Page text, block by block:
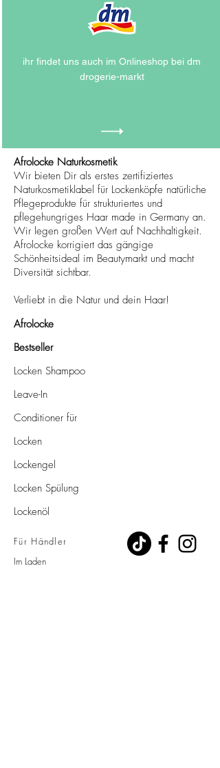
ihr findet uns auch im Onlineshop bei dm
drogerie-markt
Afrolocke Naturkosmetik
Wir bieten Dir als erstes zertifiziertes
Naturkosmetiklabel für Lockenköpfe natürliche
Pflegeprodukte für strukturiertes und
pflegehungriges Haar made in Germany an.
Wir legen großen Wert auf Nachhaltigkeit.
Afrolocke korrigiert das gängige
Schönheitsideal im Beautymarkt und macht
Diversität sichtbar.
Verliebt in die Natur und dein Haar!
Afrolocke
Bestseller
Locken Shampoo
Leave-In
Conditioner für
Locken
Lockengel
Locken Spülung
Lockenöl
Für Händler
Im Laden